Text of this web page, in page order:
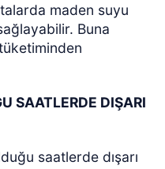
maden suyu
Buna
SAATLERDE DIŞARI
saatlerde dışarı